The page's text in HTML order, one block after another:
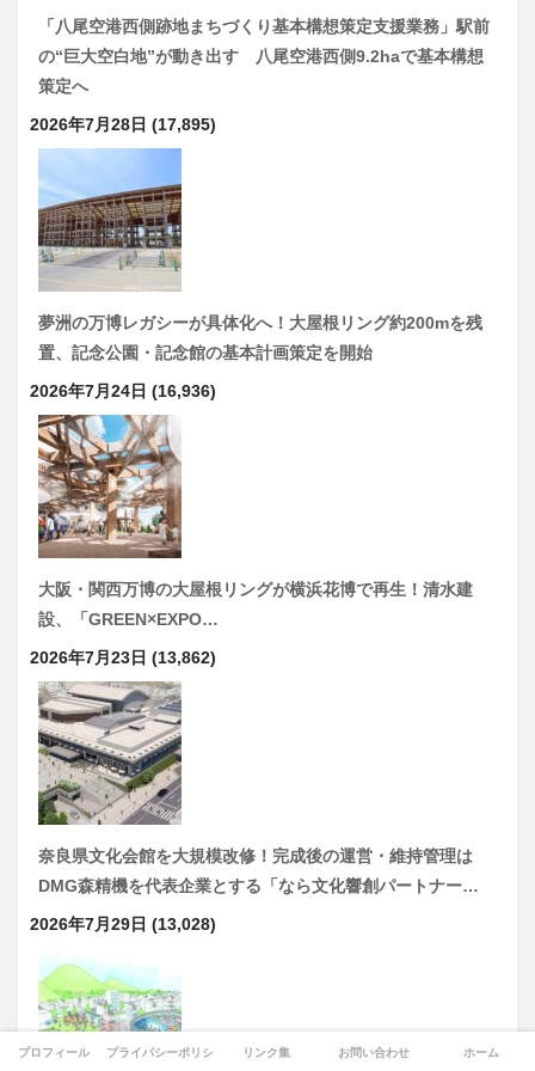
「八尾空港西側跡地まちづくり基本構想策定支援業務」駅前
の“巨大空白地”が動き出す 八尾空港西側9.2haで基本構想
策定へ
2026年7月28日 (17,895)
夢洲の万博レガシーが具体化へ！大屋根リング約200mを残
置、記念公園・記念館の基本計画策定を開始
2026年7月24日 (16,936)
大阪・関西万博の大屋根リングが横浜花博で再生！清水建
設、「GREEN×EXPO…
2026年7月23日 (13,862)
奈良県文化会館を大規模改修！完成後の運営・維持管理は
DMG森精機を代表企業とする「なら文化響創パートナー…
2026年7月29日 (13,028)
プロフィール プライバシーポリシー リンク集 お問い合わせ ホーム